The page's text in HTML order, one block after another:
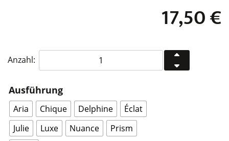
17,50€
Ausführung
Aria Chique Delphine
Éclat
Julie
Luxe Nuance
Prism
Anzahl:
Stapelkerze
Menge